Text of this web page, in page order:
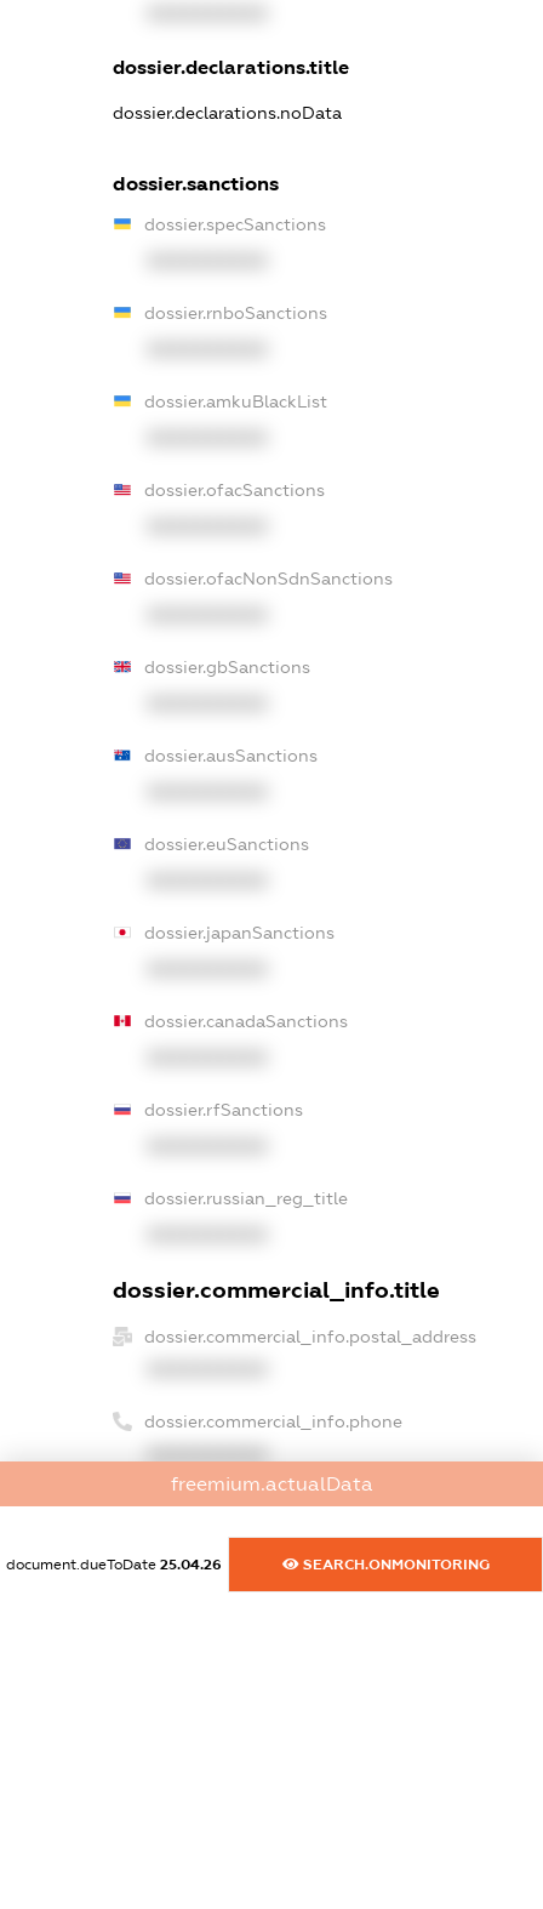
dossier.declarations.title
dossier.declarations.noData
dossier.sanctions
dossier.specSanctions
dossier.rnboSanctions
dossier.amkuBlackList
dossier.ofacSanctions
dossier.ofacNonSdnSanctions
dossier.gbSanctions
dossier.ausSanctions
dossier.euSanctions
dossier.japanSanctions
dossier.canadaSanctions
dossier.rfSanctions
dossier.russian_reg_title
dossier.commercial_info.title
dossier.commercial_info.postal_address
dossier.commercial_info.phone
dossier.commercial_info.fax
XXXXXXXXXX
dossier.commercial_info.email
freemium.actualData
document.dueToDate 25.04.26 SEARCH.ONMONITORING